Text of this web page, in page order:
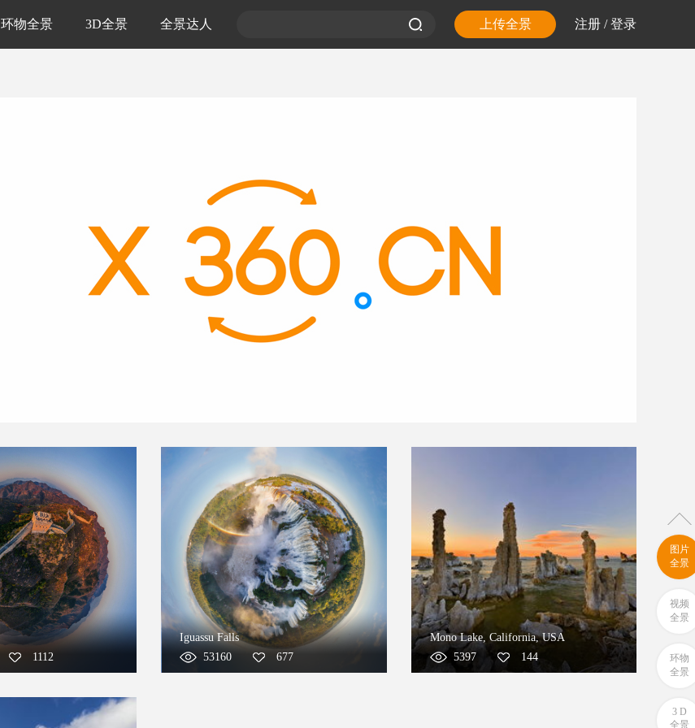
环物全景 3D全景 全景达人 上传全景 注册 /登录
1112
Iguassu Falls
53160
677
Mono Lake, California, USA
5397
144
图片
全景
视频
全景
环物
全景
3 D
全景